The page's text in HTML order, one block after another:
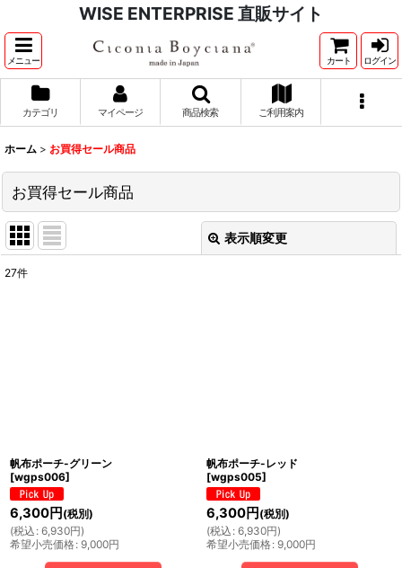
WISE ENTERPRISE 直販サイト
メニュー カート ログイン
カテゴリ マイページ 商品検索 ご利用案内
ホーム > お買得セール商品
お買得セール商品
表示順変更
27件
帆布ポーチ-グリーン
[wgps006]
6,300円 (税別)
(税込 : 6,930円)
希望小売価格: 9,000円
帆布ポーチ-レッド
[wgps005]
6,300円 (税別)
(税込 : 6,930円)
希望小売価格: 9,000円